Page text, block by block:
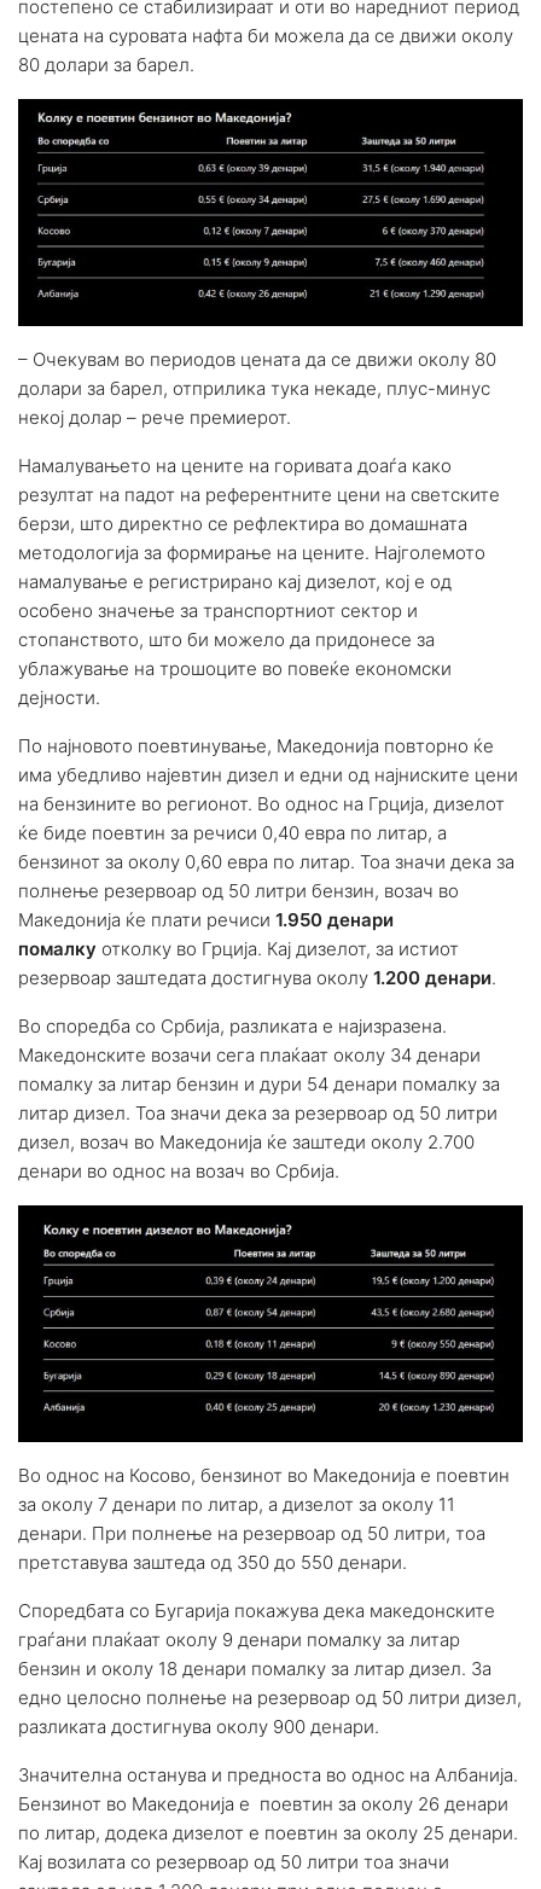
постепено се стабилизираат и оти во наредниот период
цената на суровата нафта би можела да се движи околу
80 долари за барел.
– Очекувам во периодов цената да се движи околу 80
долари за барел, отприлика тука некаде, плус-минус
некој долар – рече премиерот.
Намалувањето на цените на горивата доаѓа како
резултат на падот на референтните цени на светските
берзи, што директно се рефлектира во домашната
методологија за формирање на цените. Најголемото
намалување е регистрирано кај дизелот, кој е од
особено значење за транспортниот сектор и
стопанството, што би можело да придонесе за
ублажување на трошоците во повеќе економски
дејности.
По најновото поевтинување, Македонија повторно ќе
има убедливо најевтин дизел и едни од најниските цени
на бензините во регионот. Во однос на Грција, дизелот
ќе биде поевтин за речиси 0,40 евра по литар, а
бензинот за околу 0,60 евра по литар. Тоа значи дека за
полнење резервоар од 50 литри бензин, возач во
Македонија ќе плати речиси 1.950 денари
помалку отколку во Грција. Кај дизелот, за истиот
резервоар заштедата достигнува околу 1.200 денари.
Во споредба со Србија, разликата е најизразена.
Македонските возачи сега плаќаат околу 34 денари
помалку за литар бензин и дури 54 денари помалку за
литар дизел. Тоа значи дека за резервоар од 50 литри
дизел, возач во Македонија ќе заштеди околу 2.700
денари во однос на возач во Србија.
Во однос на Косово, бензинот во Македонија е поевтин
за околу 7 денари по литар, а дизелот за околу 11
денари. При полнење на резервоар од 50 литри, тоа
претставува заштеда од 350 до 550 денари.
Споредбата со Бугарија покажува дека македонските
граѓани плаќаат околу 9 денари помалку за литар
бензин и околу 18 денари помалку за литар дизел. За
едно целосно полнење на резервоар од 50 литри дизел,
разликата достигнува околу 900 денари.
Значителна останува и предноста во однос на Албанија.
Бензинот во Македонија е поевтин за околу 26 денари
по литар, додека дизелот е поевтин за околу 25 денари.
Кај возилата со резервоар од 50 литри тоа значи